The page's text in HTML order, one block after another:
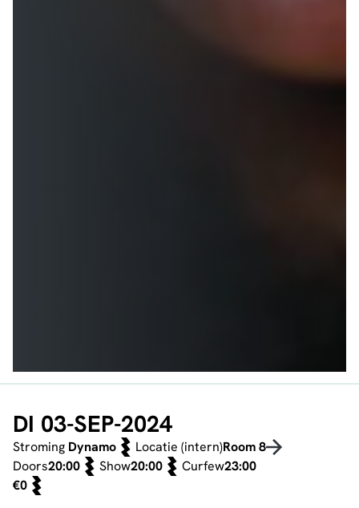
DI 03-SEP-2024
Stroming Dynamo Locatie (intern)Room 8
Doors20:00 Show20:00 Curfew23:00
€0